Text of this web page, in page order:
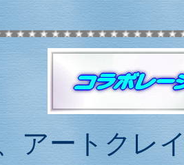
アートクレ